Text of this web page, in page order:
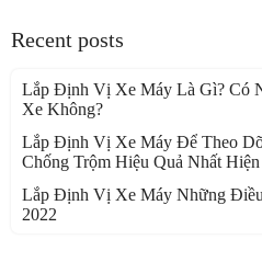
Recent posts
Lắp Định Vị Xe Máy Là Gì? Có
Xe Không?
Lắp Định Vị Xe Máy Để Theo
Chống Trộm Hiệu Quả Nhất
Lắp Định Vị Xe Máy Những
2022